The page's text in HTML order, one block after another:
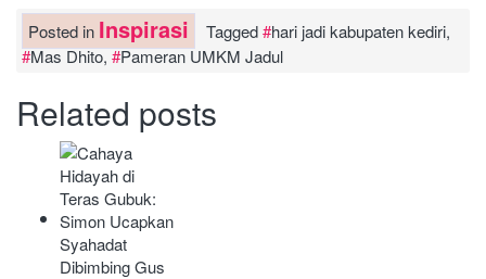
Posted in Inspirasi Tagged hari jadi kabupaten kediri,
Mas Dhito, Pameran UMKM Jadul
Related posts